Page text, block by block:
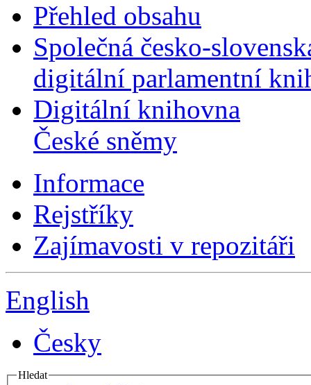
Přehled obsahu
Společná česko-
digitální parlamentní
Digitální knihovna
České sněmy
Informace
Rejstříky
Zajímavosti v repozitáři
English
Česky
Hledat